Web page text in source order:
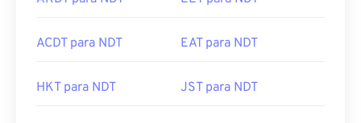
ACDT para NDT EAT para NDT
HKT para NDT JST para NDT